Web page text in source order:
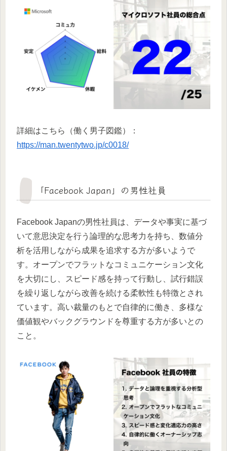
詳細はこちら（働く男子図鑑）：
https://man.twentytwo.jp/c0018/
「Facebook Japan」の男性社員
Facebook Japanの男性社員は、データや事実に基づ
いて意思決定を行う論理的な思考力を持ち、数値分
析を活用しながら成果を追求する方が多いようで
す。オープンでフラットなコミュニケーション文化
を大切にし、スピード感を持って行動し、試行錯誤
を繰り返しながら改善を続ける柔軟性も特徴とされ
ています。高い裁量のもとで自律的に働き、多様な
価値観やバックグラウンドを尊重する方が多いとの
こと。